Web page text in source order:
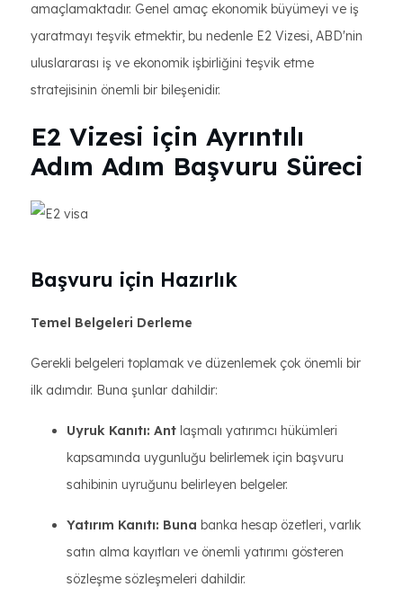
amaçlamaktadır. Genel amaç ekonomik büyümeyi ve iş
yaratmayı teşvik etmektir, bu nedenle E2 Vizesi, ABD'nin
uluslararası iş ve ekonomik işbirliğini teşvik etme
stratejisinin önemli bir bileşenidir.
E2 Vizesi için Ayrıntılı
Adım Adım Başvuru Süreci
Başvuru için Hazırlık
Temel Belgeleri Derleme
Gerekli belgeleri toplamak ve düzenlemek çok önemli bir
ilk adımdır. Buna şunlar dahildir:
Uyruk Kanıtı: Ant laşmalı yatırımcı hükümleri
kapsamında uygunluğu belirlemek için başvuru
sahibinin uyruğunu belirleyen belgeler.
Yatırım Kanıtı: Buna banka hesap özetleri, varlık
satın alma kayıtları ve önemli yatırımı gösteren
sözleşme sözleşmeleri dahildir.